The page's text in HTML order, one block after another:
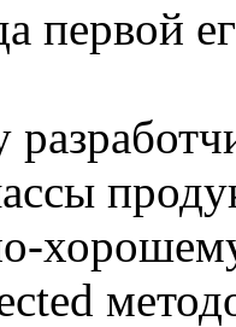
первой